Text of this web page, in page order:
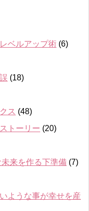
ベルアップ術 (6)
(18)
ス (48)
トーリー (20)
来を作る下準備 (7)
ような事が幸せを産